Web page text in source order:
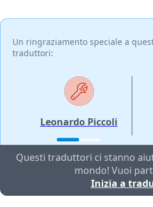
Un ringraziamento speciale a
traduttori:
Leonardo Piccoli
Questi traduttori ci stanno
mondo! Vuoi
Inizia a